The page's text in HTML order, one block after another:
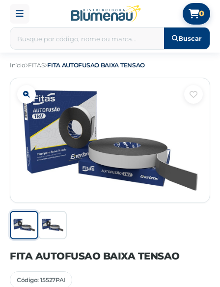
Buscar
0
Início FITAS FITA AUTOFUSAO BAIXA TENSAO
FITA AUTOFUSAO BAIXA TENSAO
Código: 15527PAI